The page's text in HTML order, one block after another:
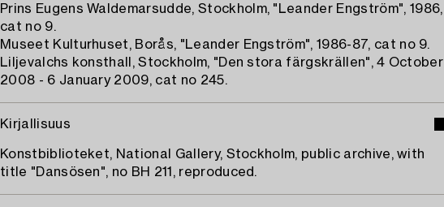
Prins Eugens Waldemarsudde, Stockholm, "Leander Engström", 1986,
cat no 9.
Museet Kulturhuset, Borås, "Leander Engström", 1986-87, cat no 9.
Liljevalchs konsthall, Stockholm, "Den stora färgskrällen", 4 October
2008 - 6 January 2009, cat no 245.
Kirjallisuus
Konstbiblioteket, National Gallery, Stockholm, public archive, with
title "Dansösen", no BH 211, reproduced.